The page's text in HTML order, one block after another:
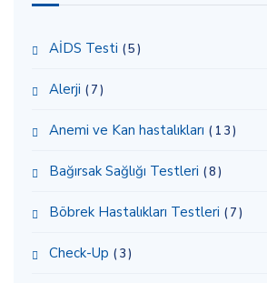
AİDS Testi (5)
Alerji (7)
Anemi ve Kan hastalıkları (13)
Bağırsak Sağlığı Testleri (8)
Böbrek Hastalıkları Testleri (7)
Check-Up (3)